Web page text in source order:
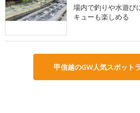
場内で釣りや水遊び
キューも楽しめる
甲信越のGW人気スポット